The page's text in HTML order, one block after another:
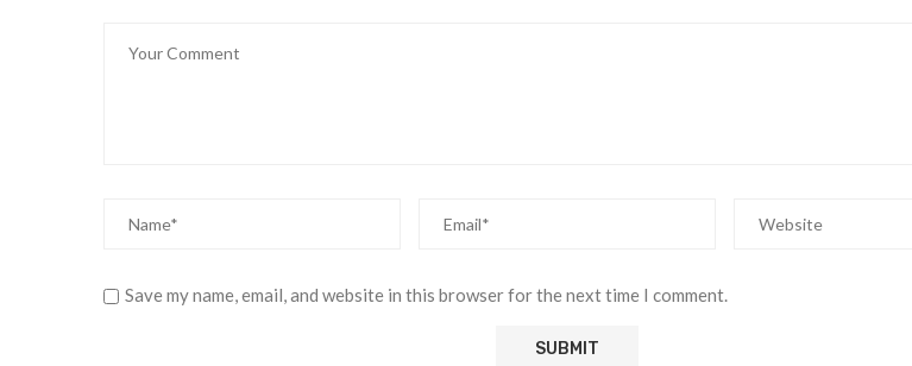
Save my name, email, and website in this browser for the next time I comment.